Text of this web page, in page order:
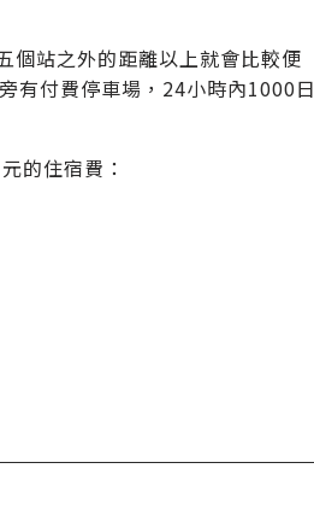
站之外的距離以上就會比較便
有付費停車場，24小時內1000日
的住宿費：